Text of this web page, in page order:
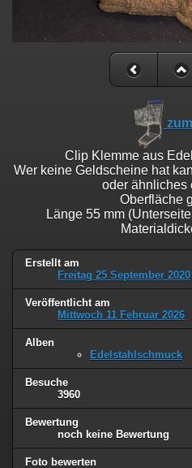
Clip Klemme aus
Wer keine Geldscheine hat
oder ähnliches
Oberfläche
Länge 55 mm
Erstellt am
Freitag 25 September 2020
Veröffentlicht am
Mittwoch 11 Februar 2026
Alben
Edelstahlschmuck
Besuche
3960
Bewertung
noch keine Bewertung
Foto bewerten